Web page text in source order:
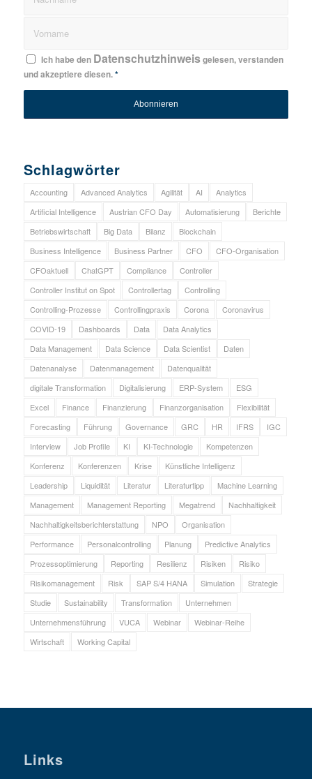
Ich habe den Datenschutzhinweisgelesen, verstanden
und akzeptiere diesen.*
Schlagwörter
Accounting Advanced Analytics Agilität AI
Analytics
Artificial Intelligence
Austrian CFO Day Automatisierung
Berichte
Betriebswirtschaft
Big Data Bilanz
Blockchain
Business Intelligence
Business Partner CFO
CFO-Organisation
CFOaktuell
ChatGPT Compliance
Controller
Controller Institut on Spot
Controllertag
Controlling
Controlling-Prozesse
Controllingpraxis Corona
Coronavirus
COVID-19
Dashboards Data
Data Analytics
Data Management
Data Science Data Scientist
Daten
Datenanalyse
Datenmanagement
Datenqualität
digitale Transformation
Digitalisierung ERP-System
ESG
Excel
Finance Finanzierung Finanzorganisation
Flexibilität
Forecasting
Führung Governance GRC HR IFRS
IGC
Interview
Job Profile KI KI-Technologie
Kompetenzen
Konferenz
Konferenzen Krise
Künstliche Intelligenz
Leadership
Liquidität Literatur Literaturtipp
Machine Learning
Management
Management Reporting Megatrend
Nachhaltigkeit
Nachhaltigkeitsberichterstattung
NPO
Organisation
Performance
Personalcontrolling Planung
Predictive Analytics
Prozessoptimierung
Reporting Resilienz Risiken
Risiko
Risikomanagement
Risk SAP S/4 HANA Simulation
Strategie
Studie
Sustainability Transformation
Unternehmen
Unternehmensführung
VUCA Webinar
Webinar-Reihe
Wirtschaft
Working Capital
Links